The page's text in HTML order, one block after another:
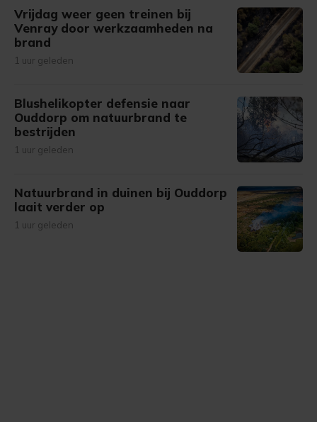
Vrijdag weer geen treinen bij
Venray door werkzaamheden na
brand
1 uur geleden
Blushelikopter defensie naar
Ouddorp om natuurbrand te
bestrijden
1 uur geleden
Natuurbrand in duinen bij Ouddorp
laait verder op
1 uur geleden